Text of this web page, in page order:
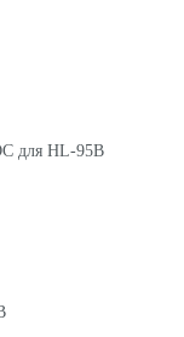
для HL-95B